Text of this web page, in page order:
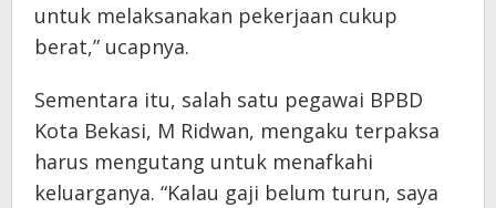
untuk melaksanakan pekerjaan cukup
berat,” ucapnya.
‎Sementara itu, salah satu pegawai BPBD
Kota Bekasi, M Ridwan, mengaku terpaksa
harus mengutang untuk menafkahi
keluarganya. “Kalau gaji belum turun, saya